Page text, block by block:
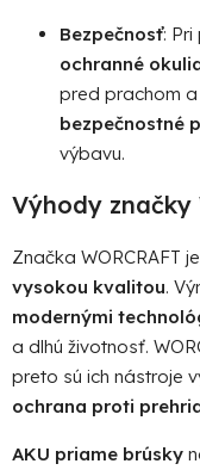
Bezpečnosť:
ochranné
pred prachom
bezpečnostné
výbavu.
Výhody značky
Značka WORCRAFT
vysokou kvalitou.
modernými
a dlhú životnosť.
preto sú ich nástroje
ochrana proti
AKU priame brúsky